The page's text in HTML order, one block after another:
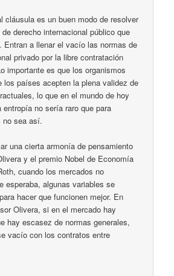
cláusula es un buen modo de resolver
derecho internacional público que
Entran a llenar el vacío las normas de
privado por la libre contratación
importante es que los organismos
los países acepten la plena validez de
lo que en el mundo de hoy
no sería raro que para
no sea así.
una cierta armonía de pensamiento
y el premio Nobel de Economía
cuando los mercados no
esperaba, algunas variables se
hacer que funcionen mejor. En
Olivera, si en el mercado hay
hay escasez de normas generales,
vacío con los contratos entre